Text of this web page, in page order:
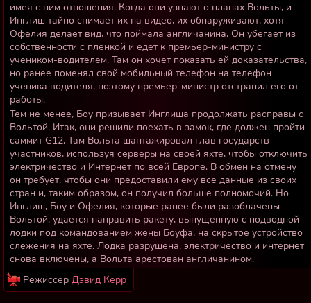
имея с ним отношения. Когда они узнают о планах Вольты, и
Инглиш тайно снимает их на видео, их обнаруживают, хотя
Офелия делает вид, что поймала англичанина. Он убегает из
собственности с пленкой и едет к премьер-министру с
учеником-водителем. Там он хочет показать ей доказательства,
но ранее поменял свой мобильный телефон на телефон
ученика водителя, поэтому премьер-министр отстранил его от
работы.
Тем не менее, Боу призывает Инглиша продолжать расправы с
Вольтой. Итак, они решили поехать в замок, где должен пройти
саммит G12. Там Вольта шантажировал глав государств-
участников, используя серверы на своей яхте, чтобы отключить
электричество и Интернет по всей Европе. В обмен на отмену
он требует, чтобы они предоставили ему все данные из своих
стран и, таким образом, он получил больше полномочий. Но
Инглиш, Боу и Офелия, которые ранее были разоблачены
Вольтой, удается направить ракету, выпущенную с подводной
лодки под командованием жены Боуфа, на скрытое устройство
слежения на яхте. Лодка разрушена, электричество и интернет
снова включены, а Вольта арестован англичанином.
Режиссер Дэвид Керр